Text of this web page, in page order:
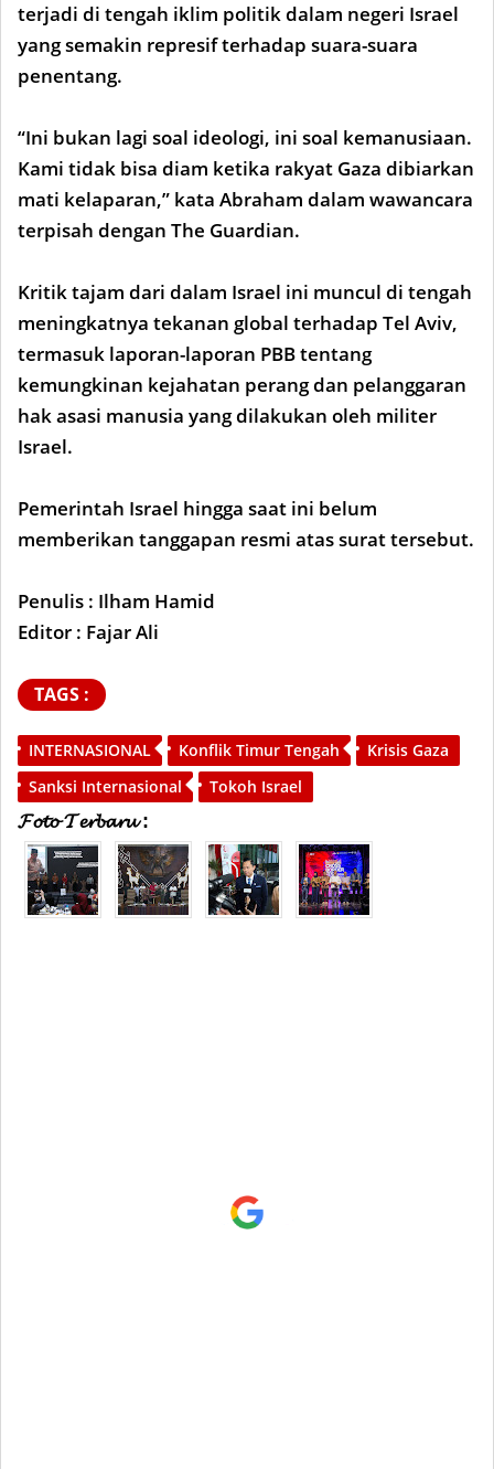
terjadi di tengah iklim politik dalam negeri Israel
yang semakin represif terhadap suara-suara
penentang.
“Ini bukan lagi soal ideologi, ini soal kemanusiaan.
Kami tidak bisa diam ketika rakyat Gaza dibiarkan
mati kelaparan,” kata Abraham dalam wawancara
terpisah dengan The Guardian.
Kritik tajam dari dalam Israel ini muncul di tengah
meningkatnya tekanan global terhadap Tel Aviv,
termasuk laporan-laporan PBB tentang
kemungkinan kejahatan perang dan pelanggaran
hak asasi manusia yang dilakukan oleh militer
Israel.
Pemerintah Israel hingga saat ini belum
memberikan tanggapan resmi atas surat tersebut.
Penulis : Ilham Hamid
Editor : Fajar Ali
TAGS :
INTERNASIONAL Konflik Timur Tengah
Krisis Gaza
Sanksi Internasional
Tokoh Israel
𝓕𝓸𝓽𝓸 𝓣𝓮𝓻𝓫𝓪𝓻𝓾 :